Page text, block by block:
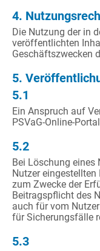
4.
Die Nutzung der in
veröffentlichten
Geschäftszwecken
5.
5.1
Ein Anspruch auf
PSVaG-Online-
5.2
Bei Löschung eines
Nutzer
zum Zwecke der
Beitragspflicht des
auch für vom
für Sicherungsfälle
5.3